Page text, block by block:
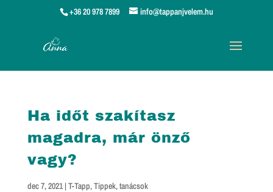
+36 20 978 7899 info@tappanjvelem.hu
Ha időt szakítasz
magadra, már önző
vagy?
dec 7, 2021| T-Tapp,Tippek, tanácsok